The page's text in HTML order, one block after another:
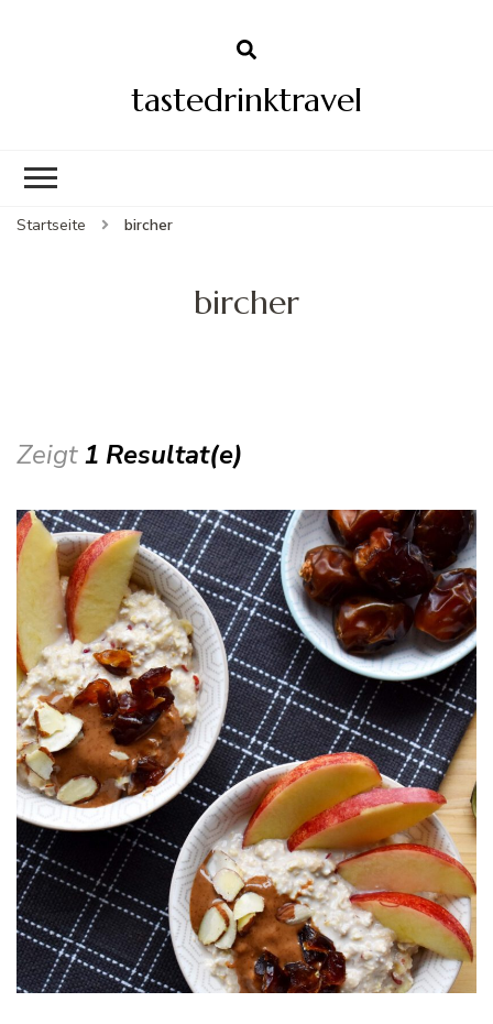
tastedrinktravel
Startseite bircher
bircher
Zeigt1 Resultat(e)